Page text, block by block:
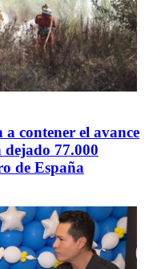
contener el avance
dejado 77.000
de España